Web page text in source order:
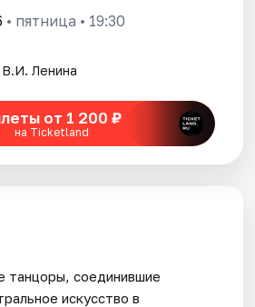
• пятница • 19:30
Ленина
от 1 200 ₽
на Ticketland
танцоры, соединившие
искусство в